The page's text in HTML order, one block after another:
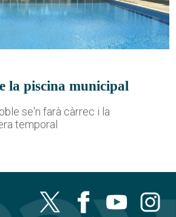
la piscina municipal
se'n farà càrrec i la
temporal